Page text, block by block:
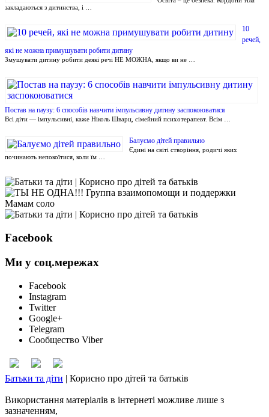
закладаються з дитинства, і …
10
речей,
які не можна примушувати робити дитину
Змушувати дитину робити деякі речі НЕ МОЖНА, якщо ви не …
Постав на паузу: 6 способів навчити імпульсивну дитину заспокоюватися
Всі діти — імпульсивні, каже Ніколь Шварц, сімейний психотерапевт. Всім …
Балуємо дітей правильно
Єдині на світі створіння, родичі яких
починають непокоїтися, коли їм …
Facebook
Ми у соц.мережах
Facebook
Instagram
Twitter
Google+
Telegram
Сообщество Viber
Батьки та діти | Корисно про дітей та батьків
Використання матеріалів в інтернеті можливе лише з
зазначенням,